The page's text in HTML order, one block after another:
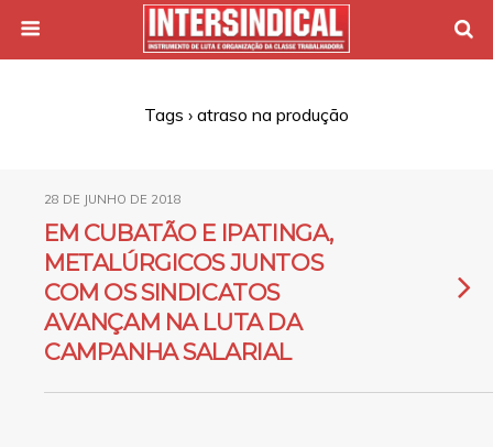
Tags › atraso na produção
28 DE JUNHO DE 2018
EM CUBATÃO E IPATINGA,
METALÚRGICOS JUNTOS
COM OS SINDICATOS
AVANÇAM NA LUTA DA
CAMPANHA SALARIAL